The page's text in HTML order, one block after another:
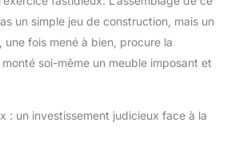
un simple jeu de construction, mais un
fois mené à bien, procure la
soi-même un meuble imposant et
: un investissement judicieux face à la